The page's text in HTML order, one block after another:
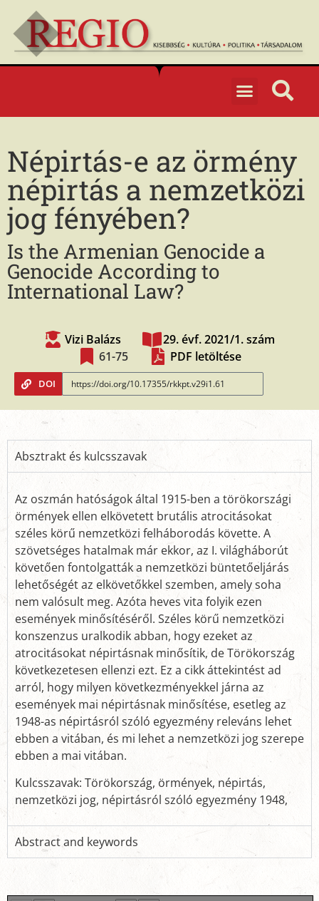
Népirtás-e az örmény
népirtás a nemzetközi
jog fényében?
Is the Armenian Genocide a
Genocide According to
International Law?
Vizi Balázs
29. évf. 2021/1. szám
61-75
PDF letöltése
DOI
Absztrakt és kulcsszavak
Az oszmán hatóságok által 1915-ben a törökországi
örmények ellen elkövetett brutális atrocitásokat
széles körű nemzetközi felháborodás követte. A
szövetséges hatalmak már ekkor, az I. világháborút
követően fontolgatták a nemzetközi büntetőeljárás
lehetőségét az elkövetőkkel szemben, amely soha
nem valósult meg. Azóta heves vita folyik ezen
események minősítéséről. Széles körű nemzetközi
konszenzus uralkodik abban, hogy ezeket az
atrocitásokat népirtásnak minősítik, de Törökország
következetesen ellenzi ezt. Ez a cikk áttekintést ad
arról, hogy milyen következményekkel járna az
események mai népirtásnak minősítése, esetleg az
1948-as népirtásról szóló egyezmény releváns lehet
ebben a vitában, és mi lehet a nemzetközi jog szerepe
ebben a mai vitában.
Kulcsszavak: Törökország, örmények, népirtás,
nemzetközi jog, népirtásról szóló egyezmény 1948,
Abstract and keywords